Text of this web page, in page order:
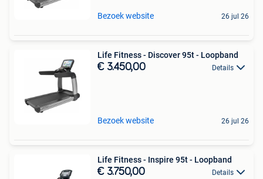
Bezoek website 26 jul 26
Life Fitness - Discover 95t - Loopband
€ 3.450,00 Details
Bezoek website 26 jul 26
Life Fitness - Inspire 95t - Loopband
€ 3.750,00 Details